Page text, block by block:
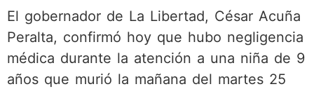
El gobernador de La Libertad, César Acuña
Peralta, confirmó hoy que hubo negligencia
médica durante la atención a una niña de 9
años que murió la mañana del martes 25